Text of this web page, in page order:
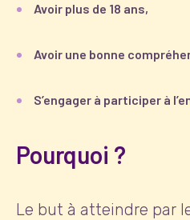
Avoir plus de 18 ans,
Avoir une bonne
S’engager à participer à
Pourquoi ?
Le but à atteindre par